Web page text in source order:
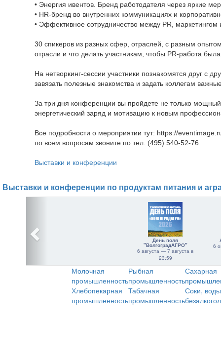
• Энергия ивентов. Бренд работодателя через яркие
• HR-бренд во внутренних коммуникациях и
• Эффективное сотрудничество между PR,
30 спикеров из разных сфер, отраслей, с разным
отрасли и что делать участникам, чтобы PR-работа
На нетворкинг-сессии участники познакомятся друг с
завязать полезные знакомства и задать коллегам
За три дня конференции вы пройдете не только
энергетический заряд и мотивацию к новым
Все подробности о мероприятии тут: https://
по всем вопросам звоните по тел. (495) 540-52-76
Выставки и конференции
Выставки и конференции по продуктам питания и
День поля
"ВолгоградАГРО"
6 августа — 7 августа в
23:59
6
Молочная
промышленность
Рыбная
промышленность
Сахарная
Хлебопекарная
промышленность
Табачная
промышленность
Соки,